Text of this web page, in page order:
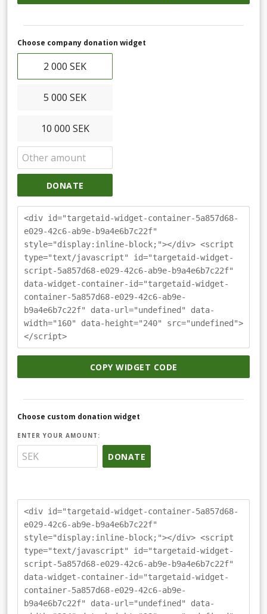
Choose company donation widget
2 000 SEK
5 000 SEK
10 000 SEK
DONATE
<div id="targetaid-widget-container-5a857d68-
e029-42c6-ab9e-b9a4e6b7c22f"
style="display:inline-block;"></div> <script
type="text/javascript" id="targetaid-widget-
script-5a857d68-e029-42c6-ab9e-b9a4e6b7c22f"
data-widget-container-id="targetaid-widget-
container-5a857d68-e029-42c6-ab9e-
b9a4e6b7c22f" data-url="undefined" data-
width="160" data-height="240" src="undefined">
</script>
COPY WIDGET CODE
Choose custom donation widget
ENTER YOUR AMOUNT:
DONATE
<div id="targetaid-widget-container-5a857d68-
e029-42c6-ab9e-b9a4e6b7c22f"
style="display:inline-block;"></div> <script
type="text/javascript" id="targetaid-widget-
script-5a857d68-e029-42c6-ab9e-b9a4e6b7c22f"
data-widget-container-id="targetaid-widget-
container-5a857d68-e029-42c6-ab9e-
b9a4e6b7c22f" data-url="undefined" data-